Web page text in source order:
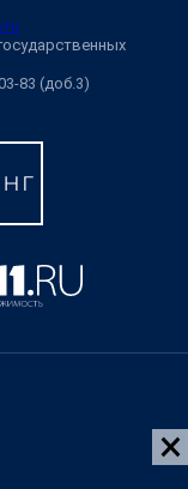
83 (доб.3)